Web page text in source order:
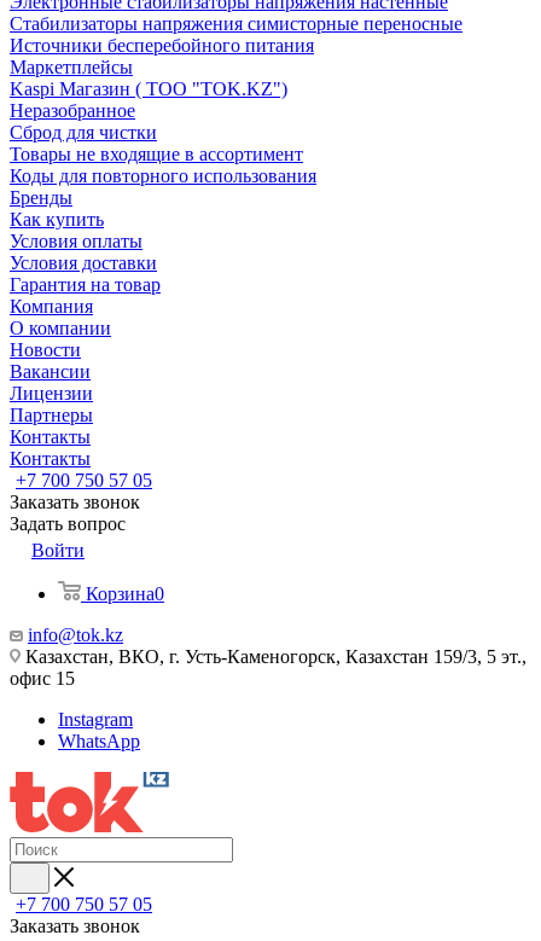
Стабилизаторы напряжения симисторные переносные
Источники бесперебойного питания
Маркетплейсы
Kaspi Магазин ( ТОО "TOK.KZ")
Неразобранное
Сброд для чистки
Товары не входящие в ассортимент
Коды для повторного использования
Бренды
Как купить
Условия оплаты
Условия доставки
Гарантия на товар
Компания
О компании
Новости
Вакансии
Лицензии
Партнеры
Контакты
Контакты
+7 700 750 57 05
Заказать звонок
Задать вопрос
Войти
Корзина0
info@tok.kz
Казахстан, ВКО, г. Усть-Каменогорск, Казахстан 159/3, 5 эт.,
офис 15
Instagram
WhatsApp
+7 700 750 57 05
Заказать звонок